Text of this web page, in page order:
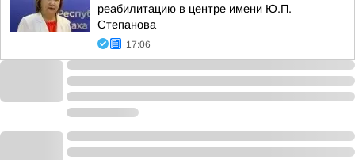
реабилитацию в центре имени Ю.П.
Степанова
17:06